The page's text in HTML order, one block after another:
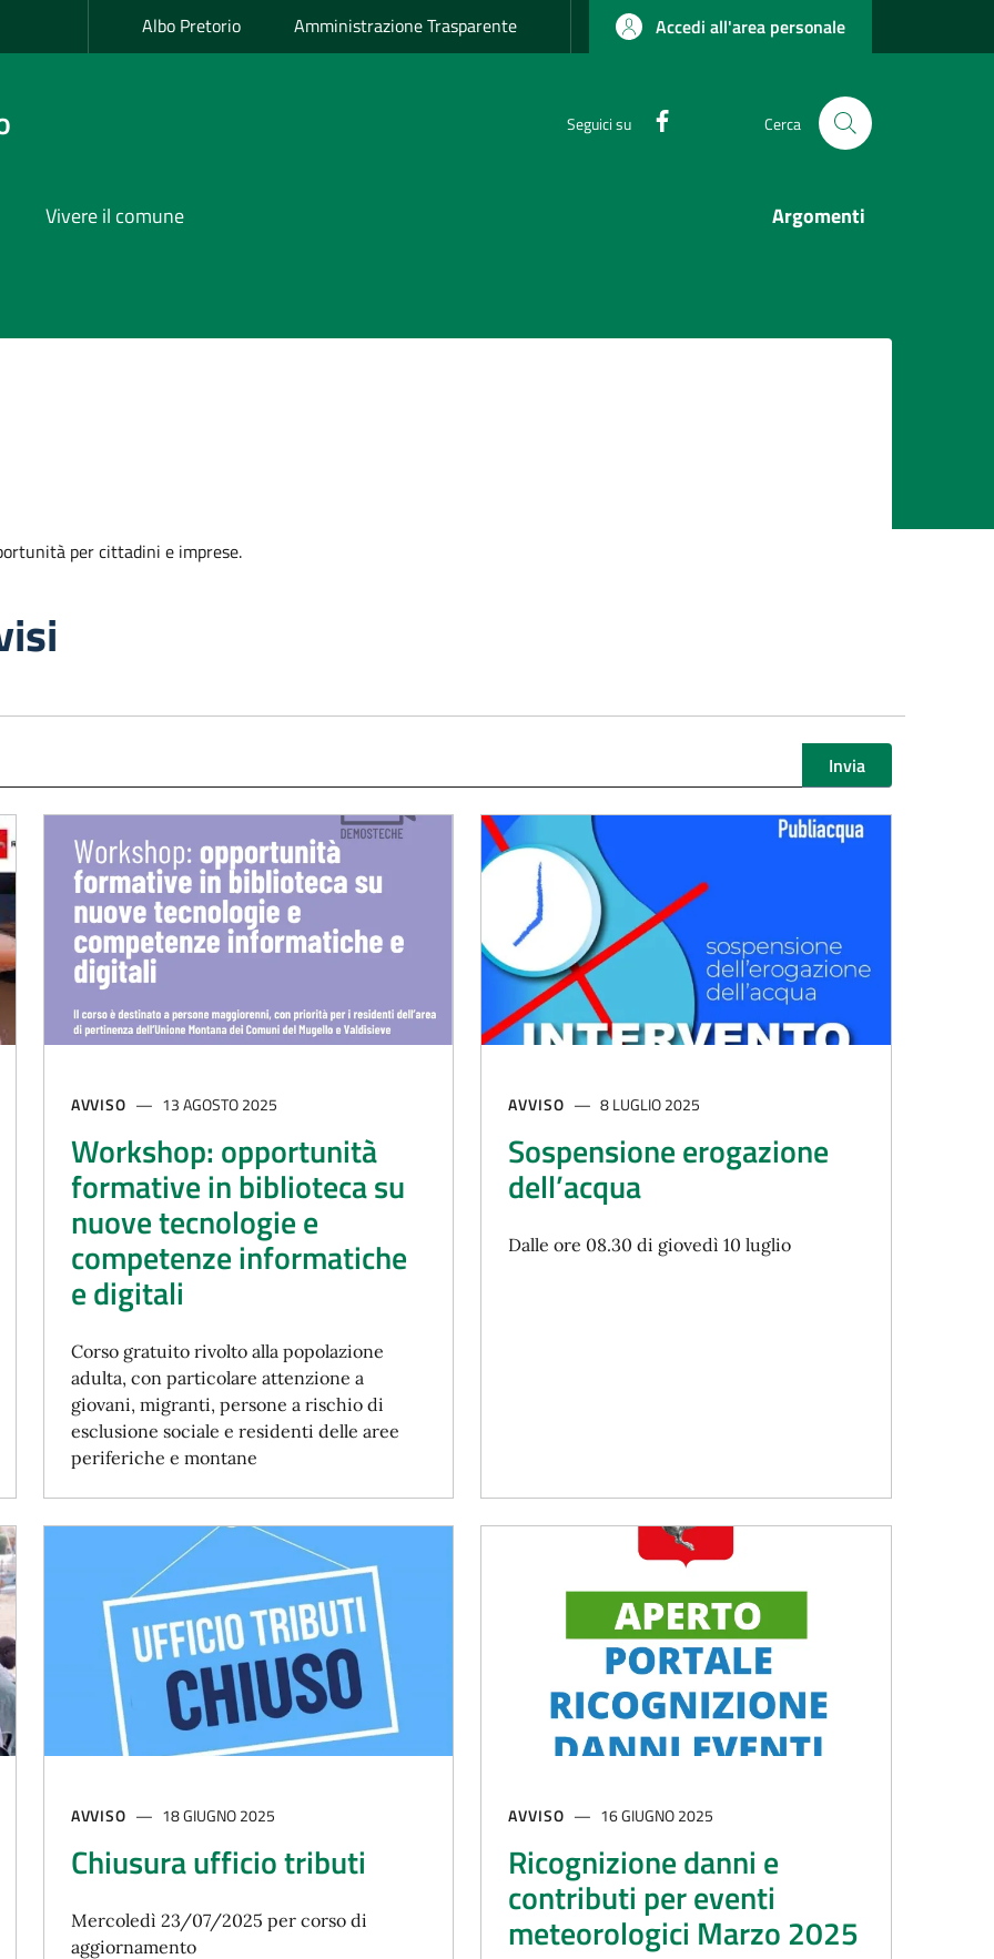
Albo Pretorio Amministrazione Trasparente Accedi all'area personale
Seguici su Cerca
Vivere il comune Argomenti
per cittadini e imprese.
Invia
AVVISO 13 AGOSTO 2025
Workshop: opportunità
formative in biblioteca su
nuove tecnologie e
competenze informatiche
e digitali
Corso gratuito rivolto alla popolazione
adulta, con particolare attenzione a
giovani, migranti, persone a rischio di
esclusione sociale e residenti delle aree
periferiche e montane
AVVISO 8 LUGLIO 2025
Sospensione erogazione
dell’acqua
Dalle ore 08.30 di giovedì 10 luglio
AVVISO 18 GIUGNO 2025
Chiusura ufficio tributi
Mercoledì 23/07/2025 per corso di
aggiornamento
AVVISO 16 GIUGNO 2025
Ricognizione danni e
contributi per eventi
meteorologici Marzo 2025